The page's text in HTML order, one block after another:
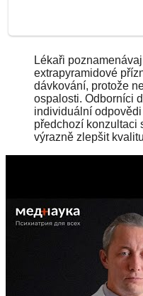
Lékaři
extrapyramidové
dávkování, protože
ospalosti. Odborníci
individuální
předchozí konzultaci
výrazně zlepšit